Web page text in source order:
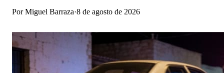
PorMiguel Barraza·8 de agosto de 2026